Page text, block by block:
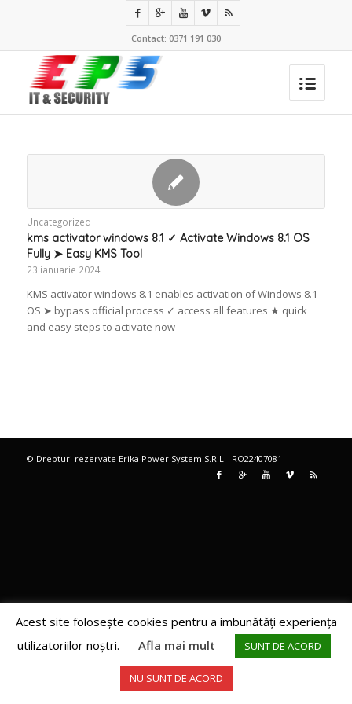
Contact: 0371 191 030
Uncategorized
kms activator windows 8.1 ✓ Activate Windows 8.1 OS
Fully ➤ Easy KMS Tool
23 ianuarie 2024
KMS activator windows 8.1 enables activation of Windows 8.1
OS ➤ bypass official process ✓ access all features ★ quick
and easy steps to activate now
© Drepturi rezervate Erika Power System S.R.L - RO22407081
Acest site foloseşte cookies pentru a imbunătăţi experienţa
utilizatoriilor noştri.
Afla mai mult SUNT DE ACORD
NU SUNT DE ACORD